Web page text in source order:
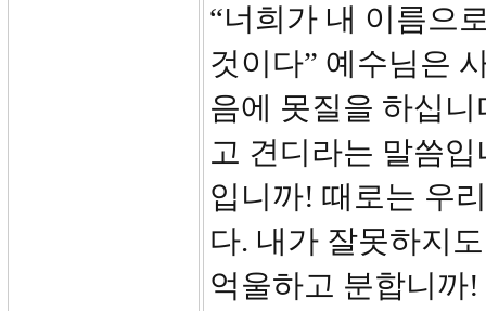
“너희가 내 이름으
것이다” 예수님은
음에 못질을 하십
고 견디라는 말씀
입니까! 때로는 우
다. 내가 잘못하지
억울하고 분합니까